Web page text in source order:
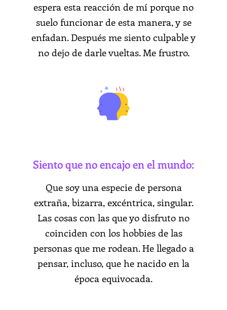
espera esta reacción de mí porque no
suelo funcionar de esta manera, y se
enfadan. Después me siento culpable y
no dejo de darle vueltas. Me frustro.
Siento que no encajo en el mundo:
Que soy una especie de persona
extraña, bizarra, excéntrica, singular.
Las cosas con las que yo disfruto no
coinciden con los hobbies de las
personas que me rodean. He llegado a
pensar, incluso, que he nacido en la
época equivocada.